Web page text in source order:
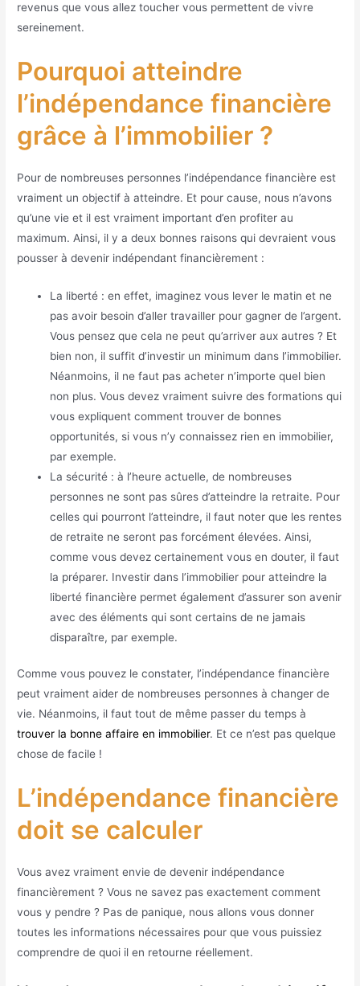
revenus que vous allez toucher vous permettent de vivre
sereinement.
Pourquoi atteindre
l’indépendance financière
grâce à l’immobilier ?
Pour de nombreuses personnes l’indépendance financière est
vraiment un objectif à atteindre. Et pour cause, nous n’avons
qu’une vie et il est vraiment important d’en profiter au
maximum. Ainsi, il y a deux bonnes raisons qui devraient vous
pousser à devenir indépendant financièrement :
La liberté : en effet, imaginez vous lever le matin et ne
pas avoir besoin d’aller travailler pour gagner de l’argent.
Vous pensez que cela ne peut qu’arriver aux autres ? Et
bien non, il suffit d’investir un minimum dans l’immobilier.
Néanmoins, il ne faut pas acheter n’importe quel bien
non plus. Vous devez vraiment suivre des formations qui
vous expliquent comment trouver de bonnes
opportunités, si vous n’y connaissez rien en immobilier,
par exemple.
La sécurité : à l’heure actuelle, de nombreuses
personnes ne sont pas sûres d’atteindre la retraite. Pour
celles qui pourront l’atteindre, il faut noter que les rentes
de retraite ne seront pas forcément élevées. Ainsi,
comme vous devez certainement vous en douter, il faut
la préparer. Investir dans l’immobilier pour atteindre la
liberté financière permet également d’assurer son avenir
avec des éléments qui sont certains de ne jamais
disparaître, par exemple.
Comme vous pouvez le constater, l’indépendance financière
peut vraiment aider de nombreuses personnes à changer de
vie. Néanmoins, il faut tout de même passer du temps à
trouver la bonne affaire en immobilier. Et ce n’est pas quelque
chose de facile !
L’indépendance financière
doit se calculer
Vous avez vraiment envie de devenir indépendance
financièrement ? Vous ne savez pas exactement comment
vous y pendre ? Pas de panique, nous allons vous donner
toutes les informations nécessaires pour que vous puissiez
comprendre de quoi il en retourne réellement.